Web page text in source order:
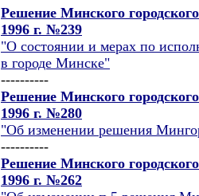
Решение Минского
1996 г. №239
"О состоянии и мерах по
в городе Минске"
----------
Решение Минского
1996 г. №280
"Об изменении решения
----------
Решение Минского
1996 г. №262